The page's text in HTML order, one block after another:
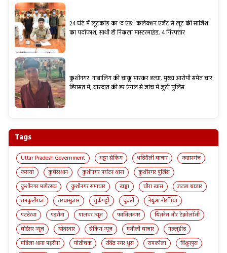
24 घंटे में लूटकांड का ‘द एंड’! कलेक्शन एजेंट से लूट की साजिश
का पर्दाफाश, साथी ही निकला मास्टरमाइंड, 4 गिरफ्तार
कुशीनगर: नाबालिग की चाकू मारकर हत्या, मुख्य आरोपी समेत चार
हिरासत में; वारदात की हर एंगल से जांच में जुटी पुलिस
Tags
Uttar Pradesh Government अड्डा ब्रेकिंग अहिरौली बाजार
कप्तानगंज
कसया
कुबेरस्थान कुशीनगर पर्यटन थाना
कुशीनगर पुलिस
कुशीनगर महोत्सव
कुशीनगर समाचार खड्डा चौरा खास
जटहा बाजार
तमकुहीराज
तरयासुजान तुर्कपट्टी दुदही
नेबुआ नोरंगिया
पटहेरवा
पड़रौना पालघर न्यूज़ फाजिलनगर
बिज़नेस और टेक्नोलॉजी
बोईसर न्यूज़
बोदरवार ब्रेकिंग न्यूज़ मथौली बाजार
मल्लूडीह
महिला थाना पड़रौना
मोतीचक रविंद्र नगर धुस रामकोला
विशुनपुरा